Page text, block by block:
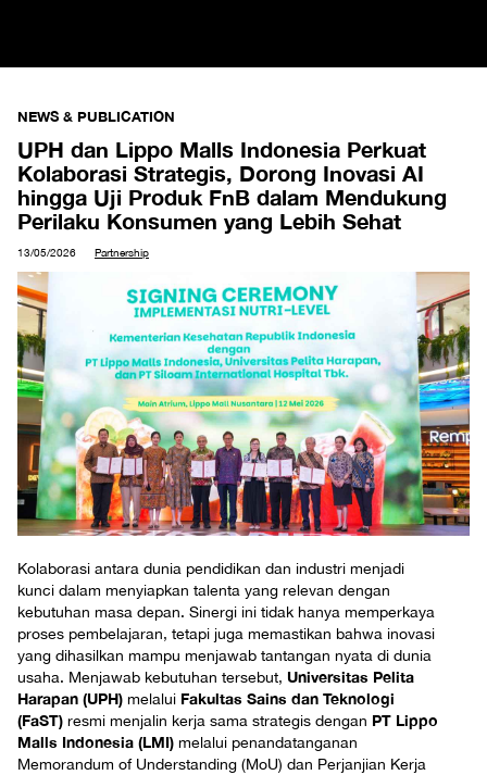
NEWS & PUBLICATION
UPH dan Lippo Malls Indonesia Perkuat
Kolaborasi Strategis, Dorong Inovasi AI
hingga Uji Produk FnB dalam Mendukung
Perilaku Konsumen yang Lebih Sehat
13/05/2026 Partnership
Kolaborasi antara dunia pendidikan dan industri menjadi
kunci dalam menyiapkan talenta yang relevan dengan
kebutuhan masa depan. Sinergi ini tidak hanya memperkaya
proses pembelajaran, tetapi juga memastikan bahwa inovasi
yang dihasilkan mampu menjawab tantangan nyata di dunia
usaha. Menjawab kebutuhan tersebut, Universitas Pelita
Harapan (UPH) melalui Fakultas Sains dan Teknologi
(FaST) resmi menjalin kerja sama strategis dengan PT Lippo
Malls Indonesia (LMI) melalui penandatanganan
Memorandum of Understanding (MoU) dan Perjanjian Kerja